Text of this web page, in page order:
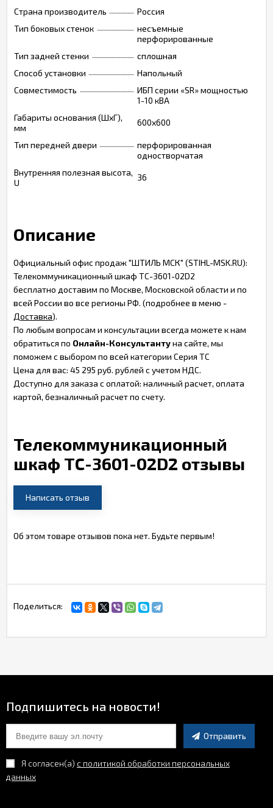
Страна производитель
Россия
Тип боковых стенок
несъемные
перфорированные
Тип задней стенки
сплошная
Способ установки
Напольный
Совместимость
ИБП серии «SR» мощностью
1-10 кВА
Габариты основания (ШxГ),
мм
600х600
Тип передней двери
перфорированная
одностворчатая
Внутренняя полезная высота,
U
36
Описание
Официальный офис продаж "ШТИЛЬ МСК" (STIHL-MSK.RU):
Телекоммуникационный шкаф TC-3601-02D2
бесплатно доставим по Москве, Московской области и по
всей России во все регионы РФ. (подробнее в меню -
Доставка).
По любым вопросам и консультации всегда можете к нам
обратиться по Онлайн-Консультантуна сайте, мы
поможем с выбором по всей категории Серия TC
Цена для вас: 45 295 руб. рублей с учетом НДС.
Доступно для заказа с оплатой: наличный расчет, оплата
картой, безналичный расчет по счету.
Телекоммуникационный
шкаф TC-3601-02D2 отзывы
Написать отзыв
Об этом товаре отзывов пока нет. Будьте первым!
Поделиться:
Подпишитесь на новости!
Отправить
Я согласен(a) с политикой обработки персональных
данных